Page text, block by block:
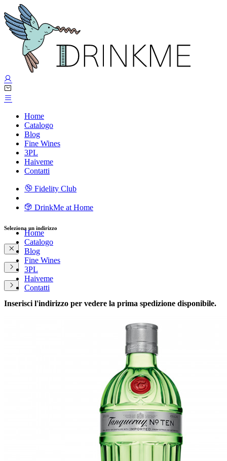
Home
Catalogo
Blog
Fine Wines
3PL
Haiveme
Contatti
Fidelity Club
DrinkMe at Home
Home
Catalogo
Blog
Fine Wines
3PL
Haiveme
Contatti
Seleziona un indirizzo
Inserisci l'indirizzo per vedere la prima spedizione disponibile.